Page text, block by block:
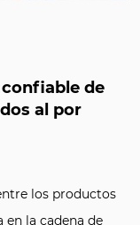
de
al por
los productos
la cadena de